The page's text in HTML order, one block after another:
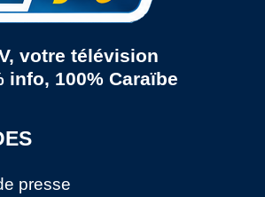
votre télévision
info, 100% Caraïbe
presse